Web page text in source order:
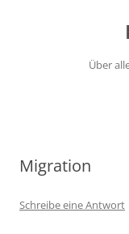
Über
Migration
Schreibe eine Antwort